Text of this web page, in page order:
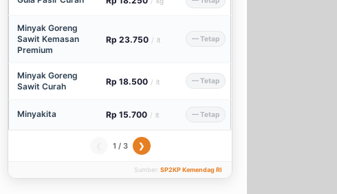
Minyak Goreng
Sawit Kemasan
Premium
Rp 23.750 / lt — Tetap
Minyak Goreng
Sawit Curah
Rp 18.500 / lt — Tetap
Minyakita Rp 15.700 / lt — Tetap
1 / 3 ❯
Sumber: SP2KP Kemendag RI